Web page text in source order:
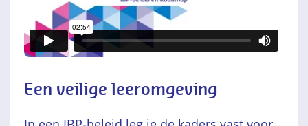
Een veilige leeromgeving